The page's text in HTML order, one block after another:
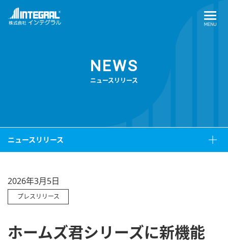
NEWS
ニュースリリース
ニュースリリース
2026年3月5日
プレスリリース
ホームズ君シリーズに新機能